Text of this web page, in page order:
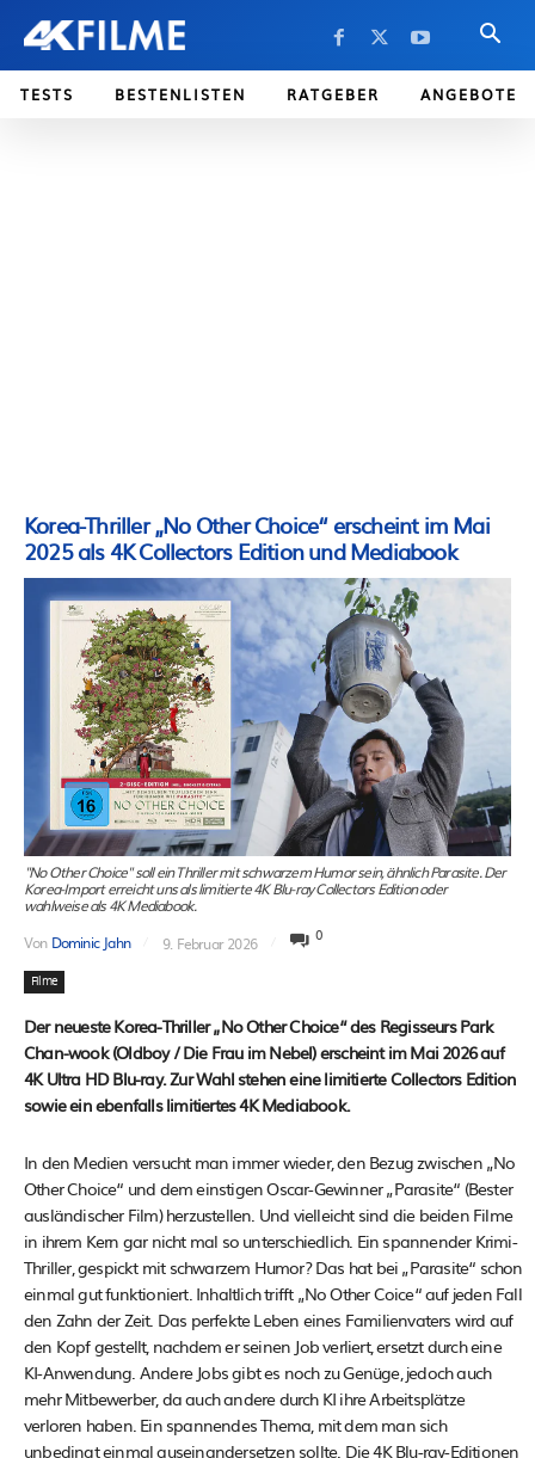
TESTS BESTENLISTEN RATGEBER ANGEBOTE
Korea-Thriller „No Other Choice“ erscheint im Mai
2025 als 4K Collectors Edition und Mediabook
"No Other Choice" soll ein Thriller mit schwarzem Humor sein, ähnlich Parasite. Der
Korea-Import erreicht uns als limitierte 4K Blu-ray Collectors Edition oder
wahlweise als 4K Mediabook.
Von Dominic Jahn 9. Februar 2026 0
Filme
Der neueste Korea-Thriller „No Other Choice“ des Regisseurs Park
Chan-wook (Oldboy / Die Frau im Nebel) erscheint im Mai 2026 auf
4K Ultra HD Blu-ray. Zur Wahl stehen eine limitierte Collectors Edition
sowie ein ebenfalls limitiertes 4K Mediabook.
In den Medien versucht man immer wieder, den Bezug zwischen „No
Other Choice“ und dem einstigen Oscar-Gewinner „Parasite“ (Bester
ausländischer Film) herzustellen. Und vielleicht sind die beiden Filme
in ihrem Kern gar nicht mal so unterschiedlich. Ein spannender Krimi-
Thriller, gespickt mit schwarzem Humor? Das hat bei „Parasite“ schon
einmal gut funktioniert. Inhaltlich trifft „No Other Coice“ auf jeden Fall
den Zahn der Zeit. Das perfekte Leben eines Familienvaters wird auf
den Kopf gestellt, nachdem er seinen Job verliert, ersetzt durch eine
KI-Anwendung. Andere Jobs gibt es noch zu Genüge, jedoch auch
mehr Mitbewerber, da auch andere durch KI ihre Arbeitsplätze
verloren haben. Ein spannendes Thema, mit dem man sich
unbedingt einmal auseinandersetzen sollte. Die 4K Blu-ray-Editionen